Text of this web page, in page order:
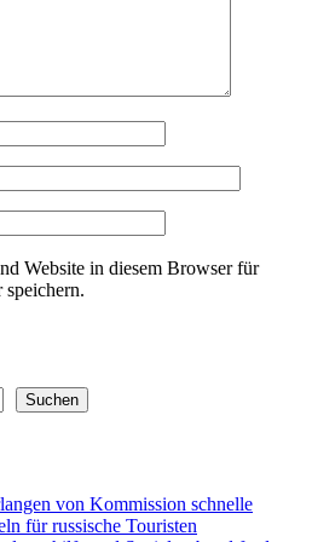
Website in diesem Browser für
speichern.
Suchen
von Kommission schnelle
für russische Touristen